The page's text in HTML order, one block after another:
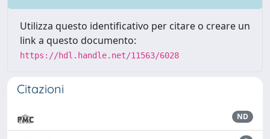
Utilizza questo identificativo per citare o creare un
link a questo documento:
https://hdl.handle.net/11563/6028
Citazioni
ND